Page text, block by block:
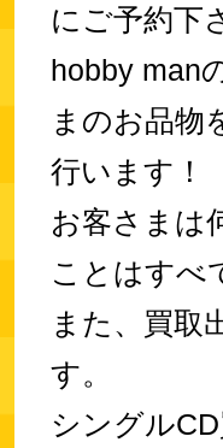
にご予約下
hobby man
まのお品物
行います！
お客さまは
ことはすべ
また、買取
す。
シングル